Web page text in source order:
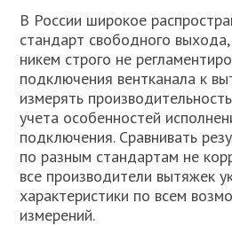
В России широкое
стандарт свободного выхода,
никем строго не
подключения вентканала к
измерять
учета особенностей
подключения. Сравнивать
по разным стандартам не
все производители вытяжек
характеристики по всем
измерений.